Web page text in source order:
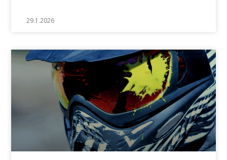
29.1.2026